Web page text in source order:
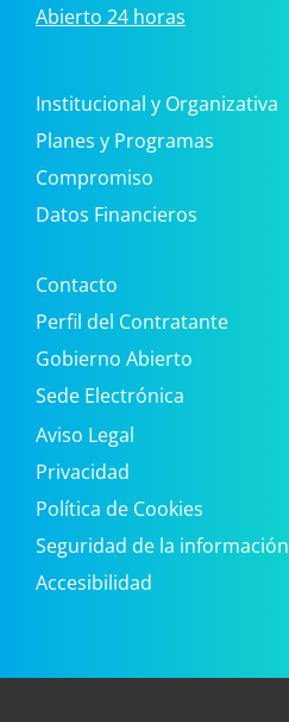
Abierto 24 horas
Institucional y Organizativa
Planes y Programas
Compromiso
Datos Financieros
Contacto
Perfil del Contratante
Gobierno Abierto
Sede Electrónica
Aviso Legal
Privacidad
Política de Cookies
Seguridad de la información
Accesibilidad